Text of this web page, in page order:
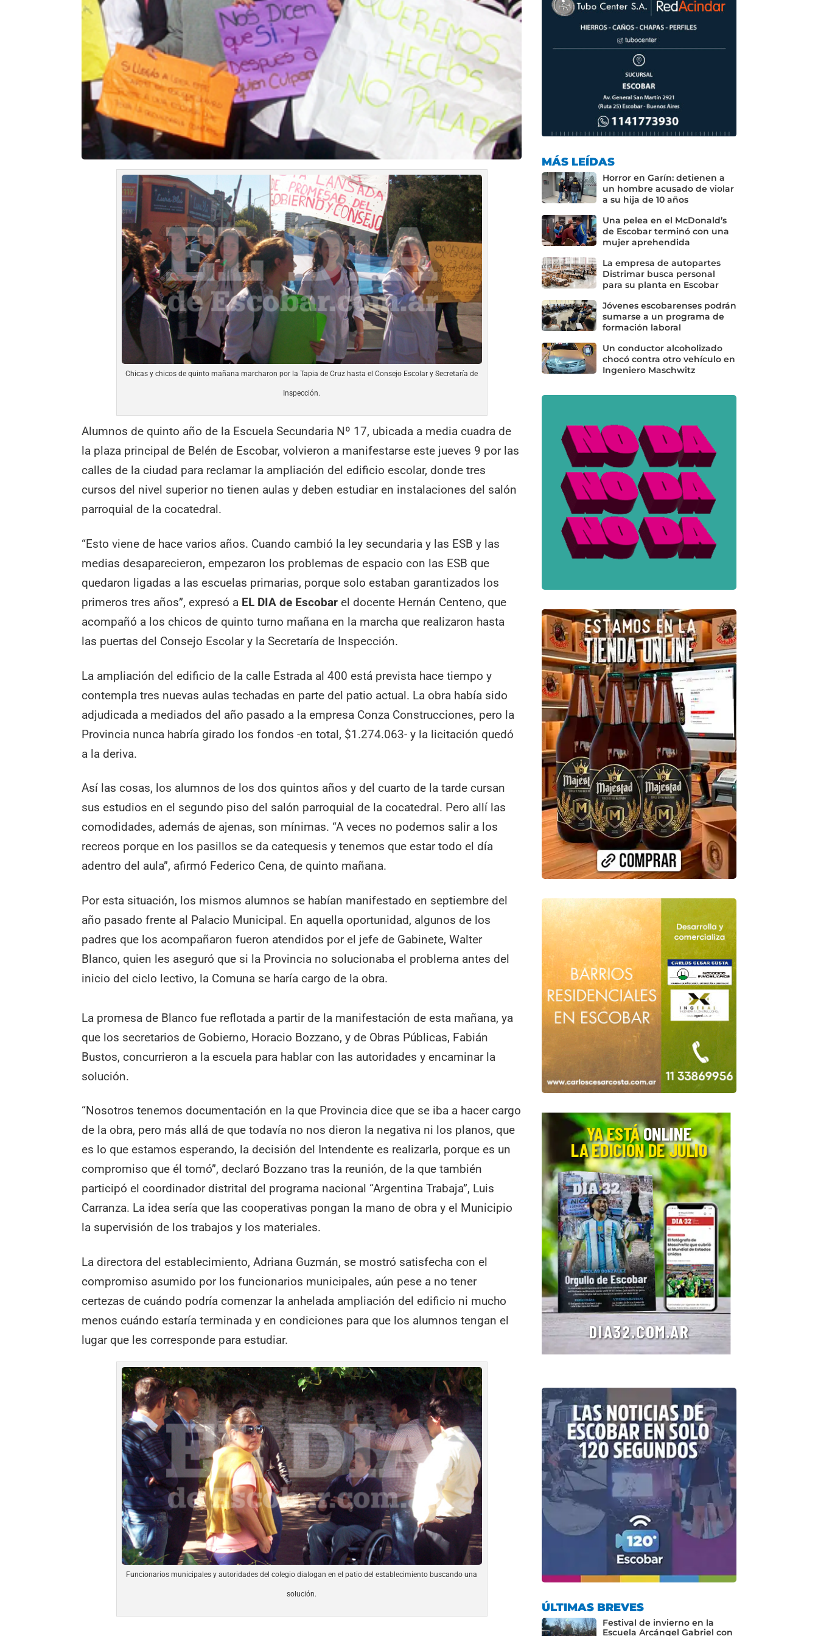
Chicas y chicos de quinto mañana marcharon por la Tapia de Cruz hasta el Consejo Escolar y Secretaría de
Inspección.
Alumnos de quinto año de la Escuela Secundaria Nº 17, ubicada a media cuadra de
la plaza principal de Belén de Escobar, volvieron a manifestarse este jueves 9 por las
calles de la ciudad para reclamar la ampliación del edificio escolar, donde tres
cursos del nivel superior no tienen aulas y deben estudiar en instalaciones del salón
parroquial de la cocatedral.
“Esto viene de hace varios años. Cuando cambió la ley secundaria y las ESB y las
medias desaparecieron, empezaron los problemas de espacio con las ESB que
quedaron ligadas a las escuelas primarias, porque solo estaban garantizados los
primeros tres años”, expresó a EL DIA de Escobar el docente Hernán Centeno, que
acompañó a los chicos de quinto turno mañana en la marcha que realizaron hasta
las puertas del Consejo Escolar y la Secretaría de Inspección.
La ampliación del edificio de la calle Estrada al 400 está prevista hace tiempo y
contempla tres nuevas aulas techadas en parte del patio actual. La obra había sido
adjudicada a mediados del año pasado a la empresa Conza Construcciones, pero la
Provincia nunca habría girado los fondos -en total, $1.274.063- y la licitación quedó
a la deriva.
Así las cosas, los alumnos de los dos quintos años y del cuarto de la tarde cursan
sus estudios en el segundo piso del salón parroquial de la cocatedral. Pero allí las
comodidades, además de ajenas, son mínimas. “A veces no podemos salir a los
recreos porque en los pasillos se da catequesis y tenemos que estar todo el día
adentro del aula”, afirmó Federico Cena, de quinto mañana.
Por esta situación, los mismos alumnos se habían manifestado en septiembre del
año pasado frente al Palacio Municipal. En aquella oportunidad, algunos de los
padres que los acompañaron fueron atendidos por el jefe de Gabinete, Walter
Blanco, quien les aseguró que si la Provincia no solucionaba el problema antes del
inicio del ciclo lectivo, la Comuna se haría cargo de la obra.
La promesa de Blanco fue reflotada a partir de la manifestación de esta mañana, ya
que los secretarios de Gobierno, Horacio Bozzano, y de Obras Públicas, Fabián
Bustos, concurrieron a la escuela para hablar con las autoridades y encaminar la
solución.
“Nosotros tenemos documentación en la que Provincia dice que se iba a hacer cargo
de la obra, pero más allá de que todavía no nos dieron la negativa ni los planos, que
es lo que estamos esperando, la decisión del Intendente es realizarla, porque es un
compromiso que él tomó”, declaró Bozzano tras la reunión, de la que también
participó el coordinador distrital del programa nacional “Argentina Trabaja”, Luis
Carranza. La idea sería que las cooperativas pongan la mano de obra y el Municipio
la supervisión de los trabajos y los materiales.
La directora del establecimiento, Adriana Guzmán, se mostró satisfecha con el
compromiso asumido por los funcionarios municipales, aún pese a no tener
certezas de cuándo podría comenzar la anhelada ampliación del edificio ni mucho
menos cuándo estaría terminada y en condiciones para que los alumnos tengan el
lugar que les corresponde para estudiar.
Funcionarios municipales y autoridades del colegio dialogan en el patio del establecimiento buscando una
solución.
MÁS LEÍDAS
Horror en Garín: detienen a
un hombre acusado de violar
a su hija de 10 años
Una pelea en el McDonald’s
de Escobar terminó con una
mujer aprehendida
La empresa de autopartes
Distrimar busca personal
para su planta en Escobar
Jóvenes escobarenses podrán
sumarse a un programa de
formación laboral
Un conductor alcoholizado
chocó contra otro vehículo en
Ingeniero Maschwitz
ÚLTIMAS BREVES
Festival de invierno en la
Escuela Arcángel Gabriel con